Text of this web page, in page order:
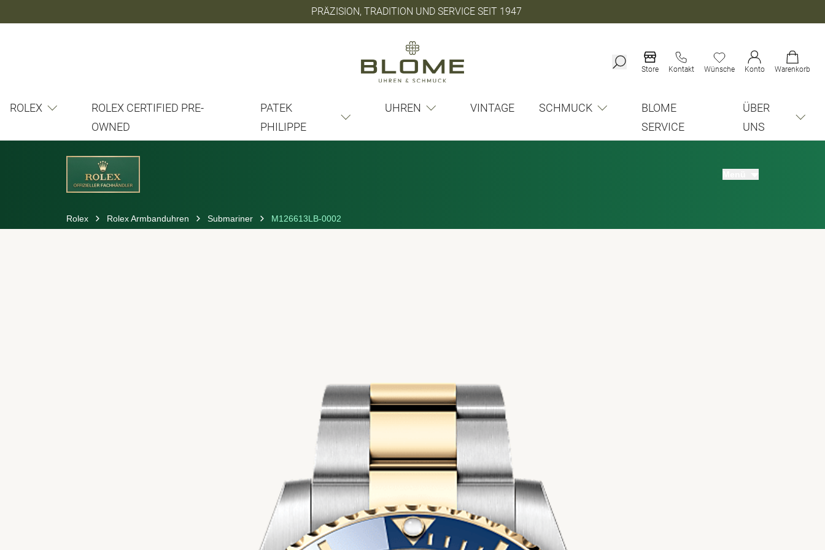
PRÄZISION, TRADITION UND SERVICE SEIT 1947
Store Kontakt Wünsche Konto Warenkorb
ROLEX
ROLEX CERTIFIED PRE-
OWNED
PATEK
PHILIPPE
UHREN VINTAGE SCHMUCK
BLOME
SERVICE
ÜBER
UNS
Rolex Rolex Armbanduhren Submariner M126613LB-0002